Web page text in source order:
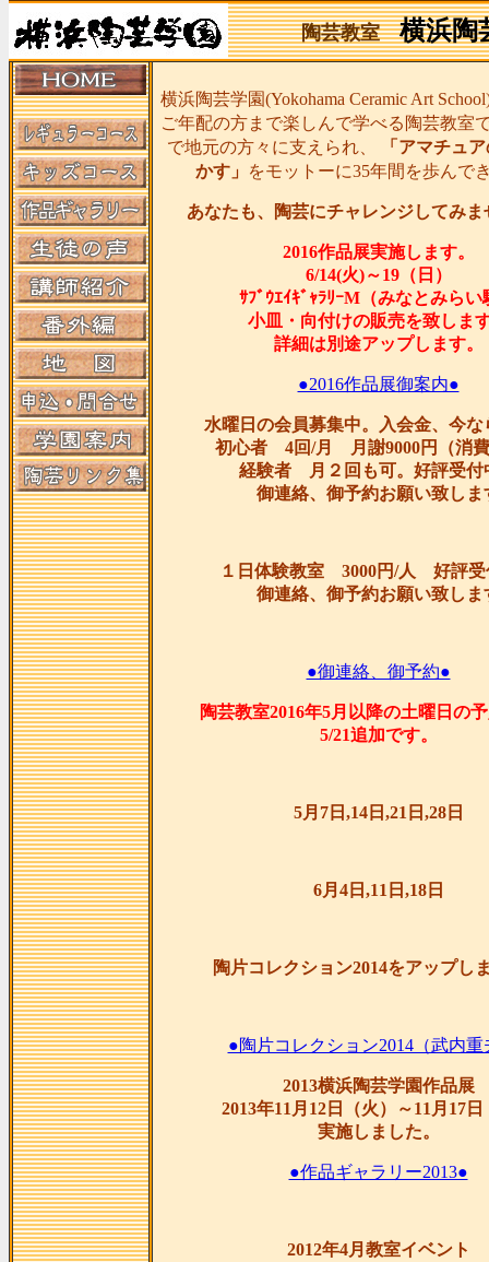
陶芸教室 横浜陶
横浜陶芸学園(Yokohama Ceramic Art
ご年配の方まで楽しんで学べる陶芸教室
で地元の方々に支えられ、
「アマチュ
かす」
をモットーに35年間を歩んで
あなたも、陶芸にチャレンジしてみま
2016作品展実施します。
6/14(火)～19（日）
ｻﾌﾞｳｴｲｷﾞｬﾗﾘｰM（みなとみらい
小皿・向付けの販売を致しま
詳細は別途アップします。
●2016作品展御案内●
水曜日の会員募集中。入会金、今な
初心者 4回/月 月謝9000円（消
経験者 月２回も可。好評受付
御連絡、御予約お願い致しま
１日体験教室 3000円/人 好評受
御連絡、御予約お願い致しま
●御連絡、御予約●
陶芸教室2016年5月以降の土曜日の
5/21追加です。
5月7日,14日,21日,28日
6月4日,11日,18日
陶片コレクション2014をアップし
●陶片コレクション2014（武内重
2013横浜陶芸学園作品展
2013年11月12日（火）～11月17日
実施しました。
●作品ギャラリー2013●
2012年4月教室イベント